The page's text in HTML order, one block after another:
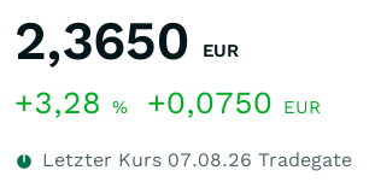
2,3650 EUR
+3,28 % +0,0750 EUR
Letzter Kurs 07.08.26 Tradegate